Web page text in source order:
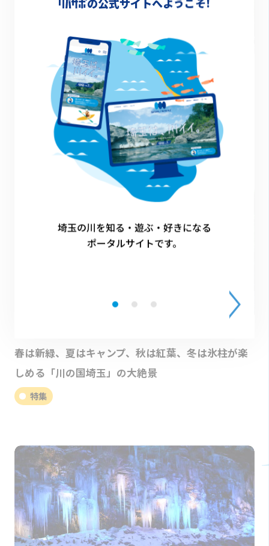
2023.02.10
【横瀬川】レジャー要素が盛りだくさん。子どもの
笑顔であふれる川
川図鑑
春は新緑、夏はキャンプ、秋は紅葉、冬は氷柱が楽
しめる「川の国埼玉」の大絶景
特集
埼玉の川を知る・遊ぶ・好きになる
ポータルサイトです。